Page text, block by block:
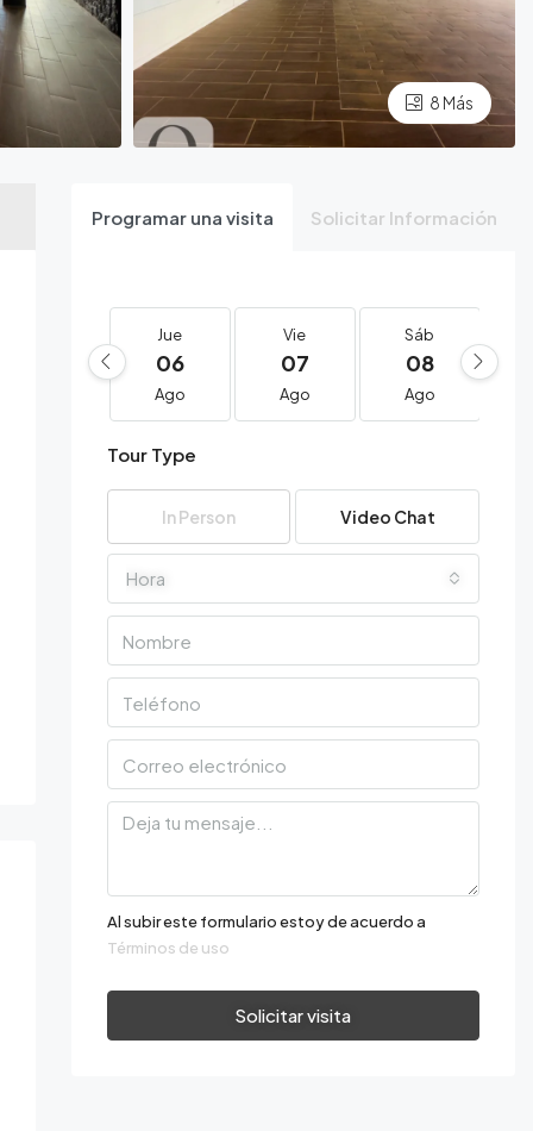
8 Más
Programar una visita Solicitar Información
Jue
06
Ago
Vie
07
Ago
Sáb
08
Ago
Tour Type
In Person Video Chat
Hora
Al subir este formulario estoy de acuerdo a
Términos de uso
Solicitar visita